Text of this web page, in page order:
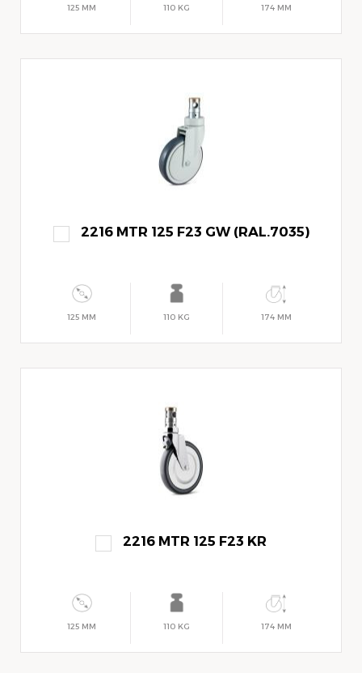
125 MM 110 KG 174 MM
2216 MTR 125 F23 GW (RAL.7035)
125 MM 110 KG 174 MM
2216 MTR 125 F23 KR
125 MM 110 KG 174 MM